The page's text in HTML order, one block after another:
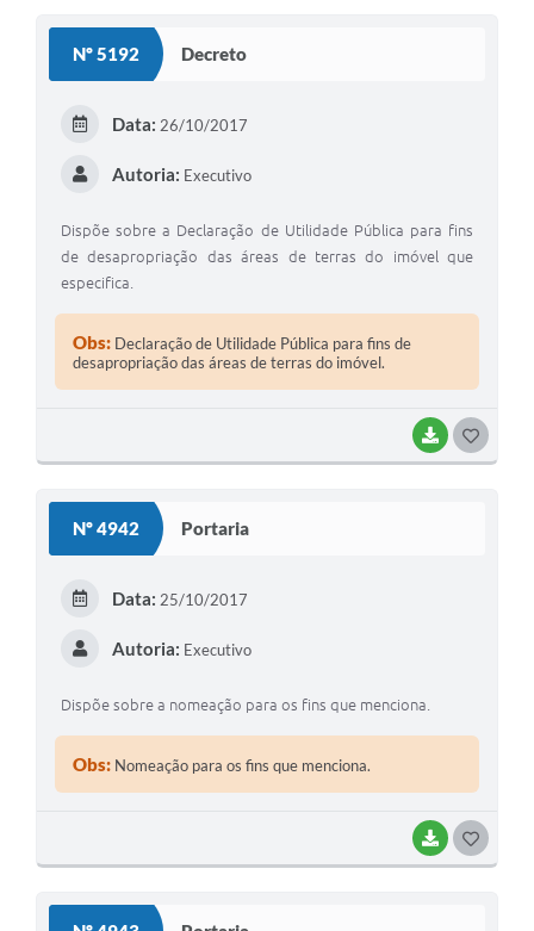
Nº 5192 Decreto
BAIXAR
Data: 26/10/2017
Autoria: Executivo
Dispõe sobre a Declaração de Utilidade Pública para fins
de desapropriação das áreas de terras do imóvel que
especifica.
Obs: Declaração de Utilidade Pública para fins de
desapropriação das áreas de terras do imóvel.
Nº 4942 Portaria
BAIXAR
Data: 25/10/2017
Autoria: Executivo
Dispõe sobre a nomeação para os fins que menciona.
Obs: Nomeação para os fins que menciona.